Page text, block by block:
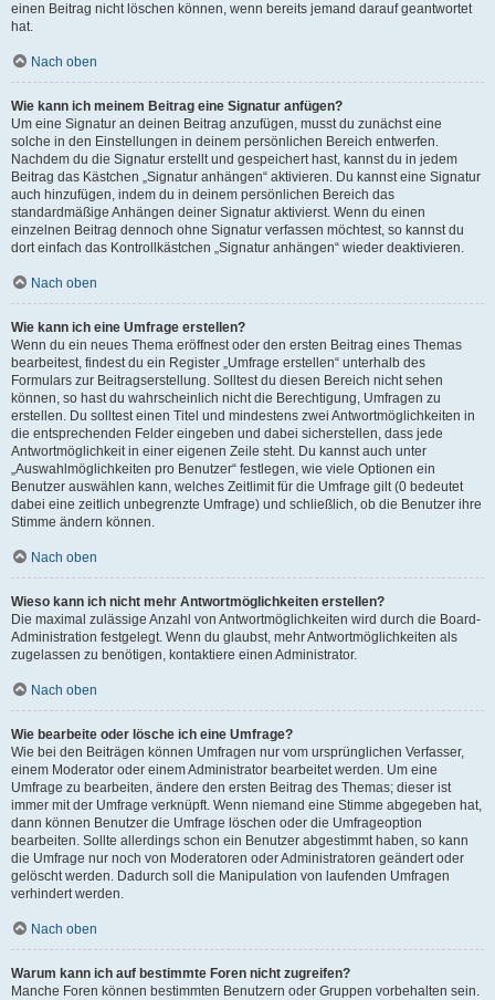
einen Beitrag nicht löschen können, wenn bereits jemand darauf geantwortet
hat.
Nach oben
Wie kann ich meinem Beitrag eine Signatur anfügen?
Um eine Signatur an deinen Beitrag anzufügen, musst du zunächst eine
solche in den Einstellungen in deinem persönlichen Bereich entwerfen.
Nachdem du die Signatur erstellt und gespeichert hast, kannst du in jedem
Beitrag das Kästchen „Signatur anhängen“ aktivieren. Du kannst eine Signatur
auch hinzufügen, indem du in deinem persönlichen Bereich das
standardmäßige Anhängen deiner Signatur aktivierst. Wenn du einen
einzelnen Beitrag dennoch ohne Signatur verfassen möchtest, so kannst du
dort einfach das Kontrollkästchen „Signatur anhängen“ wieder deaktivieren.
Nach oben
Wie kann ich eine Umfrage erstellen?
Wenn du ein neues Thema eröffnest oder den ersten Beitrag eines Themas
bearbeitest, findest du ein Register „Umfrage erstellen“ unterhalb des
Formulars zur Beitragserstellung. Solltest du diesen Bereich nicht sehen
können, so hast du wahrscheinlich nicht die Berechtigung, Umfragen zu
erstellen. Du solltest einen Titel und mindestens zwei Antwortmöglichkeiten in
die entsprechenden Felder eingeben und dabei sicherstellen, dass jede
Antwortmöglichkeit in einer eigenen Zeile steht. Du kannst auch unter
„Auswahlmöglichkeiten pro Benutzer“ festlegen, wie viele Optionen ein
Benutzer auswählen kann, welches Zeitlimit für die Umfrage gilt (0 bedeutet
dabei eine zeitlich unbegrenzte Umfrage) und schließlich, ob die Benutzer ihre
Stimme ändern können.
Nach oben
Wieso kann ich nicht mehr Antwortmöglichkeiten erstellen?
Die maximal zulässige Anzahl von Antwortmöglichkeiten wird durch die Board-
Administration festgelegt. Wenn du glaubst, mehr Antwortmöglichkeiten als
zugelassen zu benötigen, kontaktiere einen Administrator.
Nach oben
Wie bearbeite oder lösche ich eine Umfrage?
Wie bei den Beiträgen können Umfragen nur vom ursprünglichen Verfasser,
einem Moderator oder einem Administrator bearbeitet werden. Um eine
Umfrage zu bearbeiten, ändere den ersten Beitrag des Themas; dieser ist
immer mit der Umfrage verknüpft. Wenn niemand eine Stimme abgegeben hat,
dann können Benutzer die Umfrage löschen oder die Umfrageoption
bearbeiten. Sollte allerdings schon ein Benutzer abgestimmt haben, so kann
die Umfrage nur noch von Moderatoren oder Administratoren geändert oder
gelöscht werden. Dadurch soll die Manipulation von laufenden Umfragen
verhindert werden.
Nach oben
Warum kann ich auf bestimmte Foren nicht zugreifen?
Manche Foren können bestimmten Benutzern oder Gruppen vorbehalten sein.